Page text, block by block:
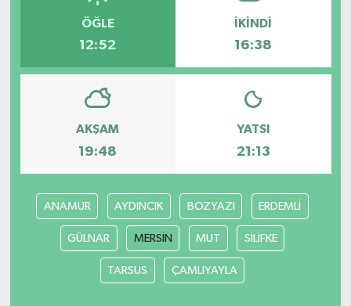
ÖĞLE
12:52
İKINDI
16:38
AKŞAM
19:48
YATSI
21:13
ANAMUR AYDINCIK BOZYAZI ERDEMLİ
GÜLNAR MERSİN MUT SİLİFKE
TARSUS ÇAMLIYAYLA